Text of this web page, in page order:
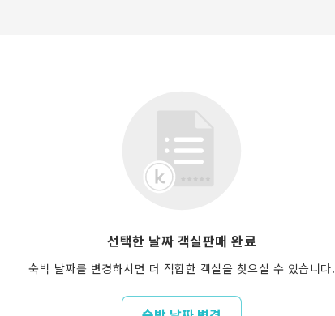
선택한 날짜 객실판매 완료
숙박 날짜를 변경하시면 더 적합한 객실을 찾으실 수 있습니다.